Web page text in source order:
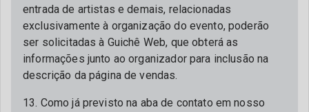
entrada de artistas e demais, relacionadas
exclusivamente à organização do evento, poderão
ser solicitadas à Guichê Web, que obterá as
informações junto ao organizador para inclusão na
descrição da página de vendas.
13. Como já previsto na aba de contato em nosso